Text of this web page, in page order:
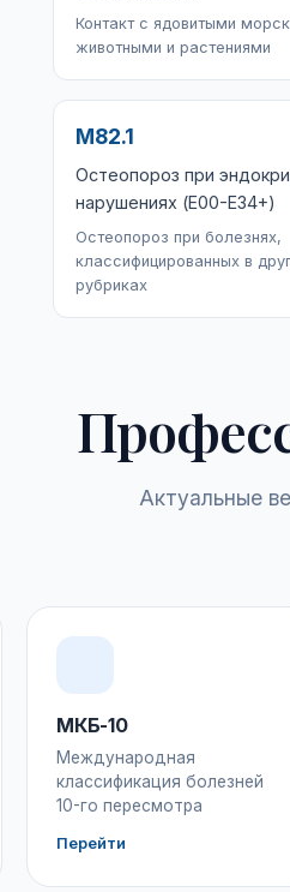
Контакт с ядовитыми
животными и растениями
M82.1
Остеопороз при
нарушениях (E00-E34+)
Остеопороз при болезнях,
классифицированных в
рубриках
Актуальные
МКБ-10
Международная
классификация болезней
10-го пересмотра
Перейти